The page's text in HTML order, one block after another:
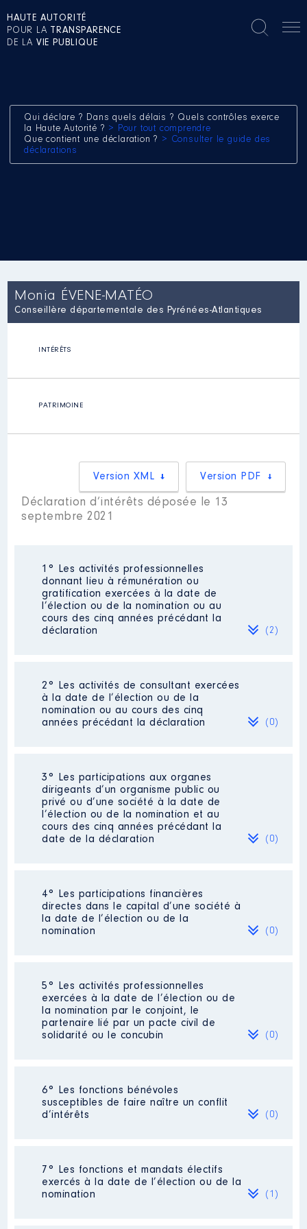
HAUTE AUTORITÉ
POUR LA TRANSPARENCE
DE LA VIE PUBLIQUE
Qui déclare ? Dans quels délais ? Quels contrôles exerce
la Haute Autorité ? > Pour tout comprendre
Que contient une déclaration ? > Consulter le guide des
déclarations
Monia ÉVENE-MATÉO
Conseillère départementale des Pyrénées-Atlantiques
INTÉRÊTS
PATRIMOINE
Version PDF
Version XML
Déclaration d’intérêts déposée le 13
septembre 2021
1° Les activités professionnelles
donnant lieu à rémunération ou
gratification exercées à la date de
l’élection ou de la nomination ou au
cours des cinq années précédant la
déclaration
(2)
Description
: animatrices
Commentaire : je réalisais des
animations commerciales les
week end.
Rémunération ou gratification
:
Année Montant
2017
71 €
Net
2018
2 185 €
Net
2019
2 162 €
Net
2020
Description: educatrice
Rémunération ou gratification
:
2016 572 €
Net
2017
2 590 €
Net
2018
2° Les activités de consultant exercées
à la date de l’élection ou de la
nomination ou au cours des cinq
années précédant la déclaration
(0)
Néant
3° Les participations aux organes
dirigeants d’un organisme public ou
privé ou d’une société à la date de
l’élection ou de la nomination et au
cours des cinq années précédant la
date de la déclaration
(0)
Néant
4° Les participations financières
directes dans le capital d’une société à
la date de l’élection ou de la
nomination
(0)
Néant
5° Les activités professionnelles
exercées à la date de l’élection ou de
la nomination par le conjoint, le
partenaire lié par un pacte civil de
solidarité ou le concubin
(0)
Néant
6° Les fonctions bénévoles
susceptibles de faire naître un conflit
d’intérêts
(0)
Néant
7° Les fonctions et mandats électifs
exercés à la date de l’élection ou de la
nomination
(1)